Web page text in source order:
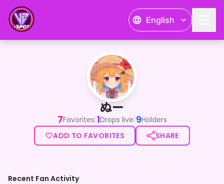
English
ぬー
<p>朝活メインのいろいろと勉強系Vtuber！</p><p>化学と
ぬー
7Favorites|1Drops live|9Holders
ADD TO FAVORITES
SHARE
Recent Fan Activity